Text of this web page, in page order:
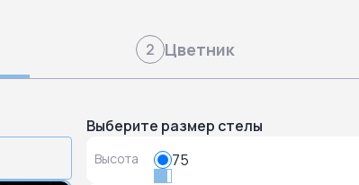
2 Цветник
Выберите размер стелы
Высота 75